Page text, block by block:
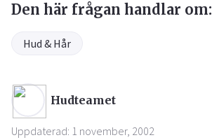
Den här frågan handlar om:
Hud & Hår
Hudteamet
Uppdaterad: 1 november, 2002